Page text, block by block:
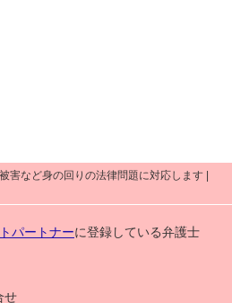
害など身の回りの法律問題に対応します |
パートナーに登録している弁護士
せ